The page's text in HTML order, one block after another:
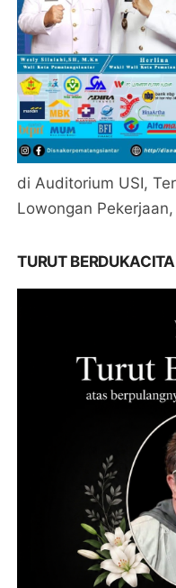
di Auditorium USI,
Lowongan
TURUT BERDUKACITA